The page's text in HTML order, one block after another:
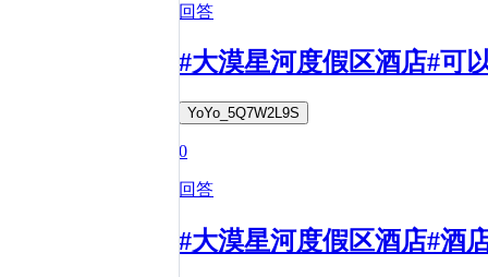
回答
#大漠星河度假区酒店#可
YoYo_5Q7W2L9S
0
回答
#大漠星河度假区酒店#酒